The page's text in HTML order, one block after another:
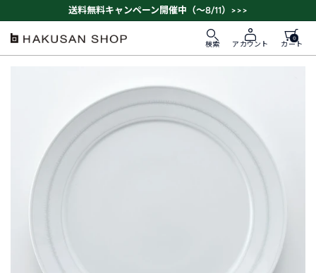
キ
プ
送料無料キャンペーン開催中（～8/11）>>>
HAKUSAN
SHOP
検索 アカウント
0
カート